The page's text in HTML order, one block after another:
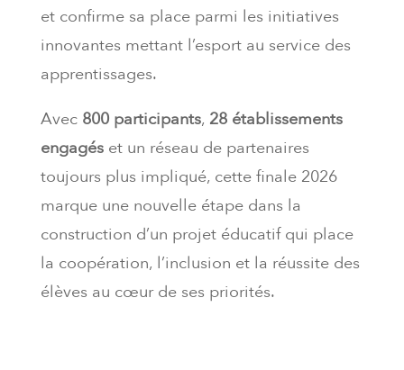
et confirme sa place parmi les initiatives
innovantes mettant l’esport au service des
apprentissages.
Avec 800 participants, 28 établissements
engagéset un réseau de partenaires
toujours plus impliqué, cette finale 2026
marque une nouvelle étape dans la
construction d’un projet éducatif qui place
la coopération, l’inclusion et la réussite des
élèves au cœur de ses priorités.